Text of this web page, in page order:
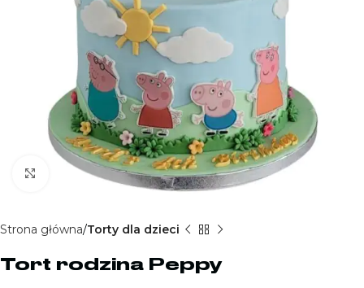
Kliknij aby powiększyć
Strona główna Torty dla dzieci
Tort rodzina Peppy